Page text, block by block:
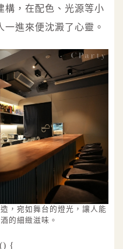
構，在配色、光源等小
進來便沈澱了心靈。
，宛如舞台的燈光，讓人能
的細緻滋味。
{